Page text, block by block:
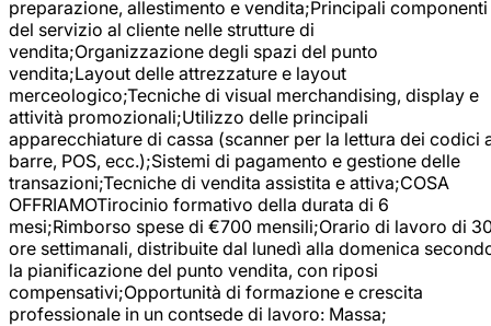
preparazione, allestimento e vendita;Principali componenti
del servizio al cliente nelle strutture di
vendita;Organizzazione degli spazi del punto
vendita;Layout delle attrezzature e layout
merceologico;Tecniche di visual merchandising, display e
attività promozionali;Utilizzo delle principali
apparecchiature di cassa (scanner per la lettura dei codici
barre, POS, ecc.);Sistemi di pagamento e gestione delle
transazioni;Tecniche di vendita assistita e attiva;COSA
OFFRIAMOTirocinio formativo della durata di 6
mesi;Rimborso spese di €700 mensili;Orario di lavoro di
ore settimanali, distribuite dal lunedì alla domenica
la pianificazione del punto vendita, con riposi
compensativi;Opportunità di formazione e crescita
professionale in un contsede di lavoro: Massa;